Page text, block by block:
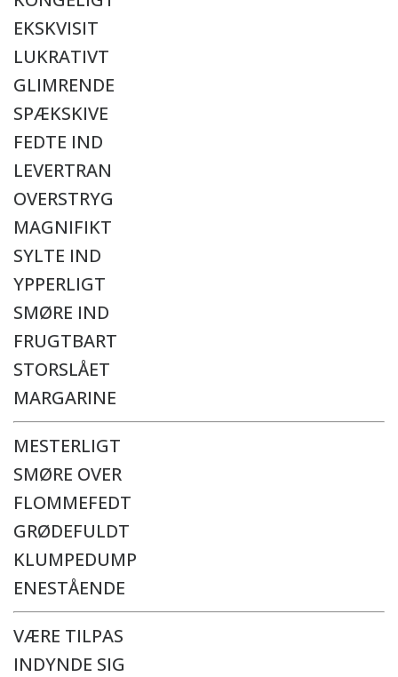
EKSKVISIT
LUKRATIVT
GLIMRENDE
SPÆKSKIVE
FEDTE IND
LEVERTRAN
OVERSTRYG
MAGNIFIKT
SYLTE IND
YPPERLIGT
SMØRE IND
FRUGTBART
STORSLÅET
MARGARINE
MESTERLIGT
SMØRE OVER
FLOMMEFEDT
GRØDEFULDT
KLUMPEDUMP
ENESTÅENDE
VÆRE TILPAS
INDYNDE SIG